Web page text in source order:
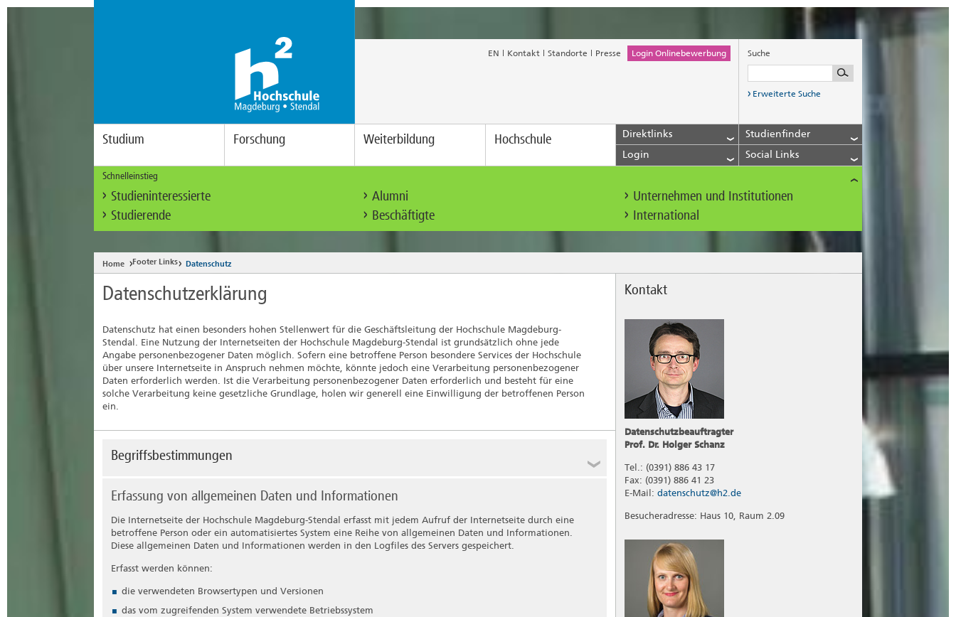
EN Kontakt Standorte Presse Login Onlinebewerbung Suche
Erweiterte Suche
Studium Forschung Weiterbildung Hochschule Direktlinks
Studienfinder
Login
Social Links
Schnelleinstieg
Studieninteressierte Alumni
Unternehmen und Institutionen
Studierende
Beschäftigte International
Home Footer Links Datenschutz
Datenschutzerklärung
Datenschutz hat einen besonders hohen Stellenwert für die Geschäftsleitung der Hochschule Magdeburg-
Stendal. Eine Nutzung der Internetseiten der Hochschule Magdeburg-Stendal ist grundsätzlich ohne jede
Angabe personenbezogener Daten möglich. Sofern eine betroffene Person besondere Services der Hochschule
über unsere Internetseite in Anspruch nehmen möchte, könnte jedoch eine Verarbeitung personenbezogener
Daten erforderlich werden. Ist die Verarbeitung personenbezogener Daten erforderlich und besteht für eine
solche Verarbeitung keine gesetzliche Grundlage, holen wir generell eine Einwilligung der betroffenen Person
ein.
Begriffsbestimmungen
Die Datenschutzerklärung der Hochschule Magdeburg-Stendal beruht auf den Begrifflichkeiten, die durch
den Europäischen Richtlinien- und Verordnungsgeber beim Erlass der Datenschutz-Grundverordnung (DS-
GVO) verwendet wurden. Unsere Datenschutzerklärung soll sowohl für die Öffentlichkeit als auch für
unsere Kunden und Geschäftspartner einfach lesbar und verständlich sein. Um dies zu gewährleisten,
möchten wir vorab die verwendeten Begrifflichkeiten erläutern.
Wir verwenden in dieser Datenschutzerklärung unter anderem die folgenden Begriffe:
Personenbezogene Daten
Personenbezogene Daten sind alle Informationen, die sich auf eine identifizierte oder identifizierbare
Erfassung von allgemeinen Daten und Informationen
Die Internetseite der Hochschule Magdeburg-Stendal erfasst mit jedem Aufruf der Internetseite durch eine
betroffene Person oder ein automatisiertes System eine Reihe von allgemeinen Daten und Informationen.
Diese allgemeinen Daten und Informationen werden in den Logfiles des Servers gespeichert.
Erfasst werden können:
die verwendeten Browsertypen und Versionen
das vom zugreifenden System verwendete Betriebssystem
Kontakt
Datenschutzbeauftragter
Prof. Dr. Holger Schanz
Tel.: (0391) 886 43 17
Fax: (0391) 886 41 23
E-Mail:datenschutz@h2.de
Besucheradresse: Haus 10, Raum 2.09